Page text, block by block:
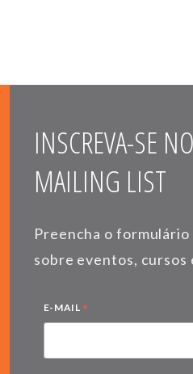
INSCREVA-SE
MAILING LIST
Preencha o
sobre eventos, cursos
E-MAIL *